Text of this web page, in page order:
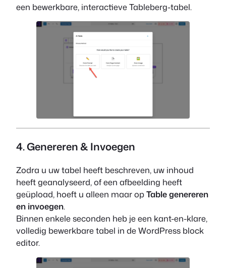
een bewerkbare, interactieve Tableberg-tabel.
4. Genereren & Invoegen
Zodra u uw tabel heeft beschreven, uw inhoud
heeft geanalyseerd, of een afbeelding heeft
geüpload, hoeft u alleen maar opTable genereren
en invoegen.
Binnen enkele seconden heb je een kant-en-klare,
volledig bewerkbare tabel in de WordPress block
editor.